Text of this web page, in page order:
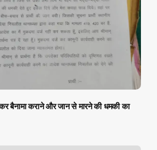
बैनामा कराने और जान से मारने की धमकी का